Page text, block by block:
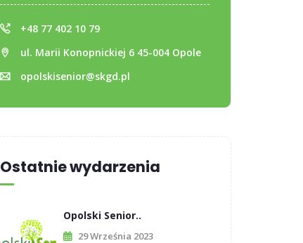
+48 77 402 10 79
ul. Marii Konopnickiej 6 45-004 Opole
opolskisenior@skgd.pl
Ostatnie wydarzenia
Opolski Senior..
29 Września 2023